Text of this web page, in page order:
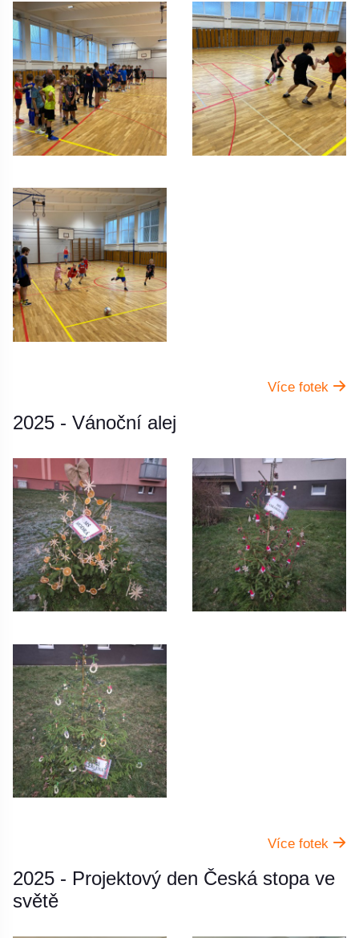
Více fotek
2025 - Vánoční alej
Více fotek
2025 - Projektový den Česká stopa ve
světě